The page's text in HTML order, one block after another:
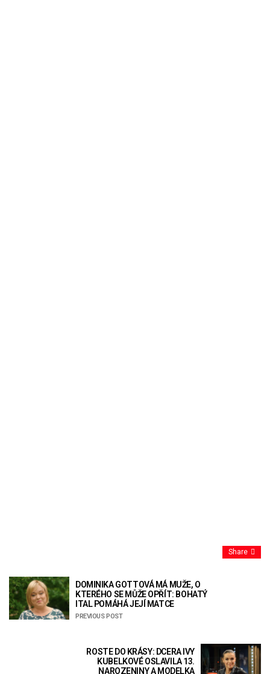
Share
DOMINIKA GOTTOVÁ MÁ MUŽE, O
KTERÉHO SE MŮŽE OPŘÍT: BOHATÝ
ITAL POMÁHÁ JEJÍ MATCE
PREVIOUS POST
ROSTE DO KRÁSY: DCERA IVY
KUBELKOVÉ OSLAVILA 13.
NAROZENINY A MODELKA